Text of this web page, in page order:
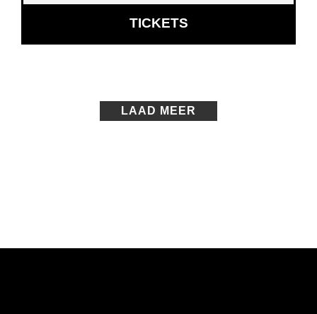
TICKETSOPENT
IN
LAAD MEER